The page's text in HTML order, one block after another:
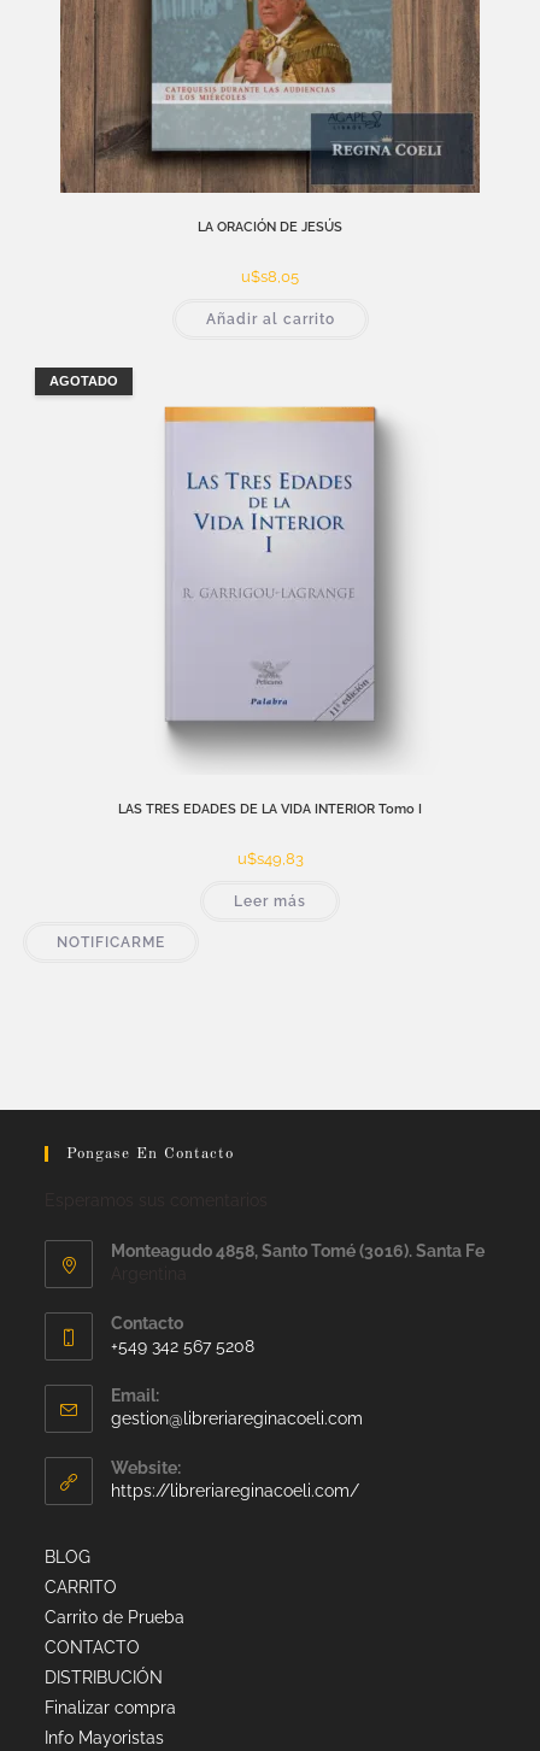
LA ORACIÓN DE JESÚS
u$s8,05
Añadir al carrito
AGOTADO
LAS TRES EDADES DE LA VIDA INTERIOR Tomo I
u$s49,83
Leer más
NOTIFICARME
Pongase En Contacto
Monteagudo 4858, Santo Tomé (3016). Santa Fe
Contacto
+549 342 567 5208
Email:
gestion@libreriareginacoeli.com
Website:
https://libreriareginacoeli.com/
BLOG
CARRITO
Carrito de Prueba
CONTACTO
DISTRIBUCIÓN
Finalizar compra
Info Mayoristas